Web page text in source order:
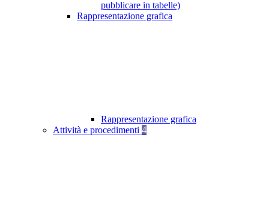
pubblicare in tabelle)
Rappresentazione grafica
Rappresentazione grafica
Attività e procedimenti 4